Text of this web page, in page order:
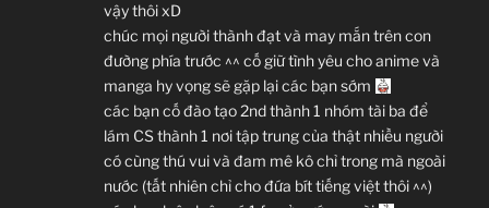
vậy thôi xD
chúc mọi người thành đạt và may mắn trên con
đường phía trước ^^ cố giữ tình yêu cho anime và
manga hy vọng sẽ gặp lại các bạn sớm
các bạn cố đào tạo 2nd thành 1 nhóm tài ba để
lám CS thành 1 nơi tập trung của thật nhiều người
có cùng thú vui và đam mê kô chỉ trong mà ngoài
nước (tất nhiên chỉ cho đứa bít tiếng việt thôi ^^)